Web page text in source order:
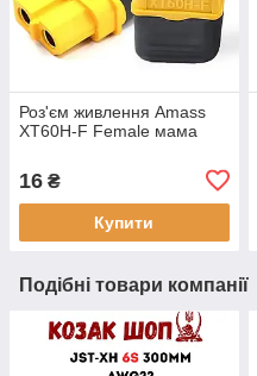
Роз'єм живлення Amass
XT60H-F Female мама
16 ₴
Купити
Подібні товари компанії